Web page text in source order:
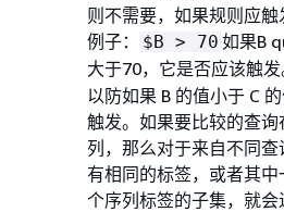
则不需要，如果规则应
例子：
$B > 70 如果B
大于70，它是否应该触发
以防如果 B 的值小于 C
触发。如果要比较的查
列，那么对于来自不同
有相同的标签，或者其
个序列标签的子集，就会